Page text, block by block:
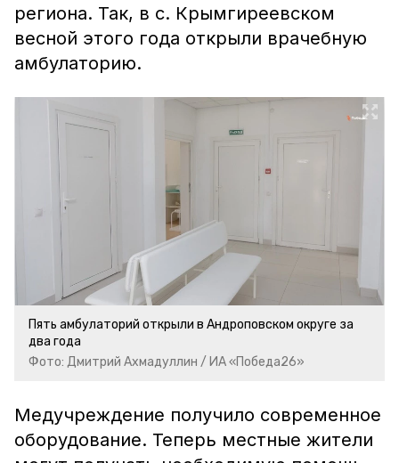
региона. Так, в с. Крымгиреевском
весной этого года открыли врачебную
амбулаторию.
Пять амбулаторий открыли в Андроповском округе за
два года
Фото: Дмитрий Ахмадуллин / ИА «Победа26»
Медучреждение получило современное
оборудование. Теперь местные жители